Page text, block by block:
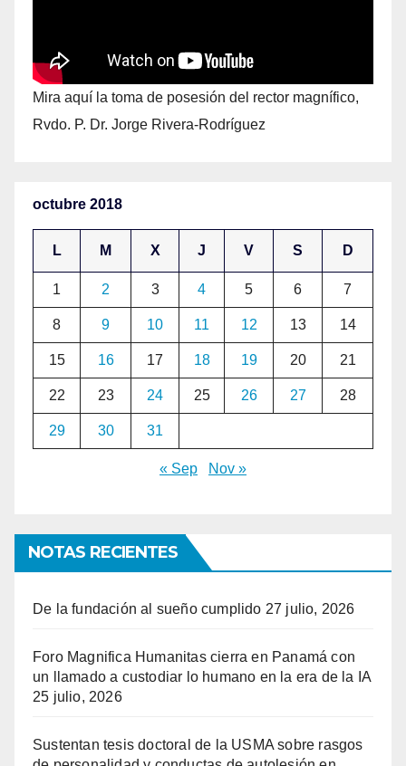
Mira aquí la toma de posesión del rector magnífico,
Rvdo. P. Dr. Jorge Rivera-Rodríguez
octubre 2018
L M X J V S D
1 2 3 4 5 6 7
8 9 10 11 12 13 14
15 16 17 18 19 20 21
22 23 24 25 26 27 28
29 30 31
« Sep Nov »
NOTAS RECIENTES
De la fundación al sueño cumplido 27 julio, 2026
Foro Magnifica Humanitas cierra en Panamá con
un llamado a custodiar lo humano en la era de la IA
25 julio, 2026
Sustentan tesis doctoral de la USMA sobre rasgos